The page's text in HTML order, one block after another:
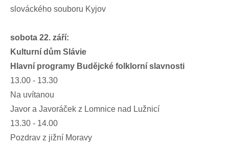
slováckého souboru Kyjov
sobota 22. září:
Kulturní dům Slávie
Hlavní programy Budějcké folklorní slavnosti
13.00 - 13.30
Na uvítanou
Javor a Javoráček z Lomnice nad Lužnicí
13.30 - 14.00
Pozdrav z jižní Moravy